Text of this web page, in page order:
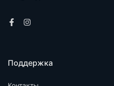
Поддержка